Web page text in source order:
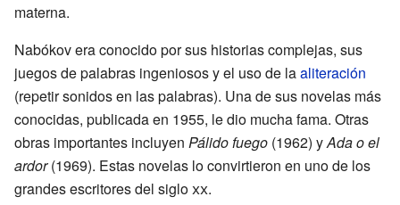
materna.
Nabókov era conocido por sus historias complejas, sus
juegos de palabras ingeniosos y el uso de laaliteración
(repetir sonidos en las palabras). Una de sus novelas más
conocidas, publicada en 1955, le dio mucha fama. Otras
obras importantes incluyen Pálido fuego (1962) yAda o el
ardor(1969). Estas novelas lo convirtieron en uno de los
grandes escritores del sigloxx.